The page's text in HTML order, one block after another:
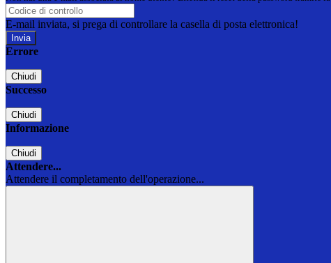
E-mail inviata, si prega di controllare la casella di posta elettronica!
Errore
Chiudi
Successo
Chiudi
Informazione
Chiudi
Attendere...
Attendere il completamento dell'operazione...